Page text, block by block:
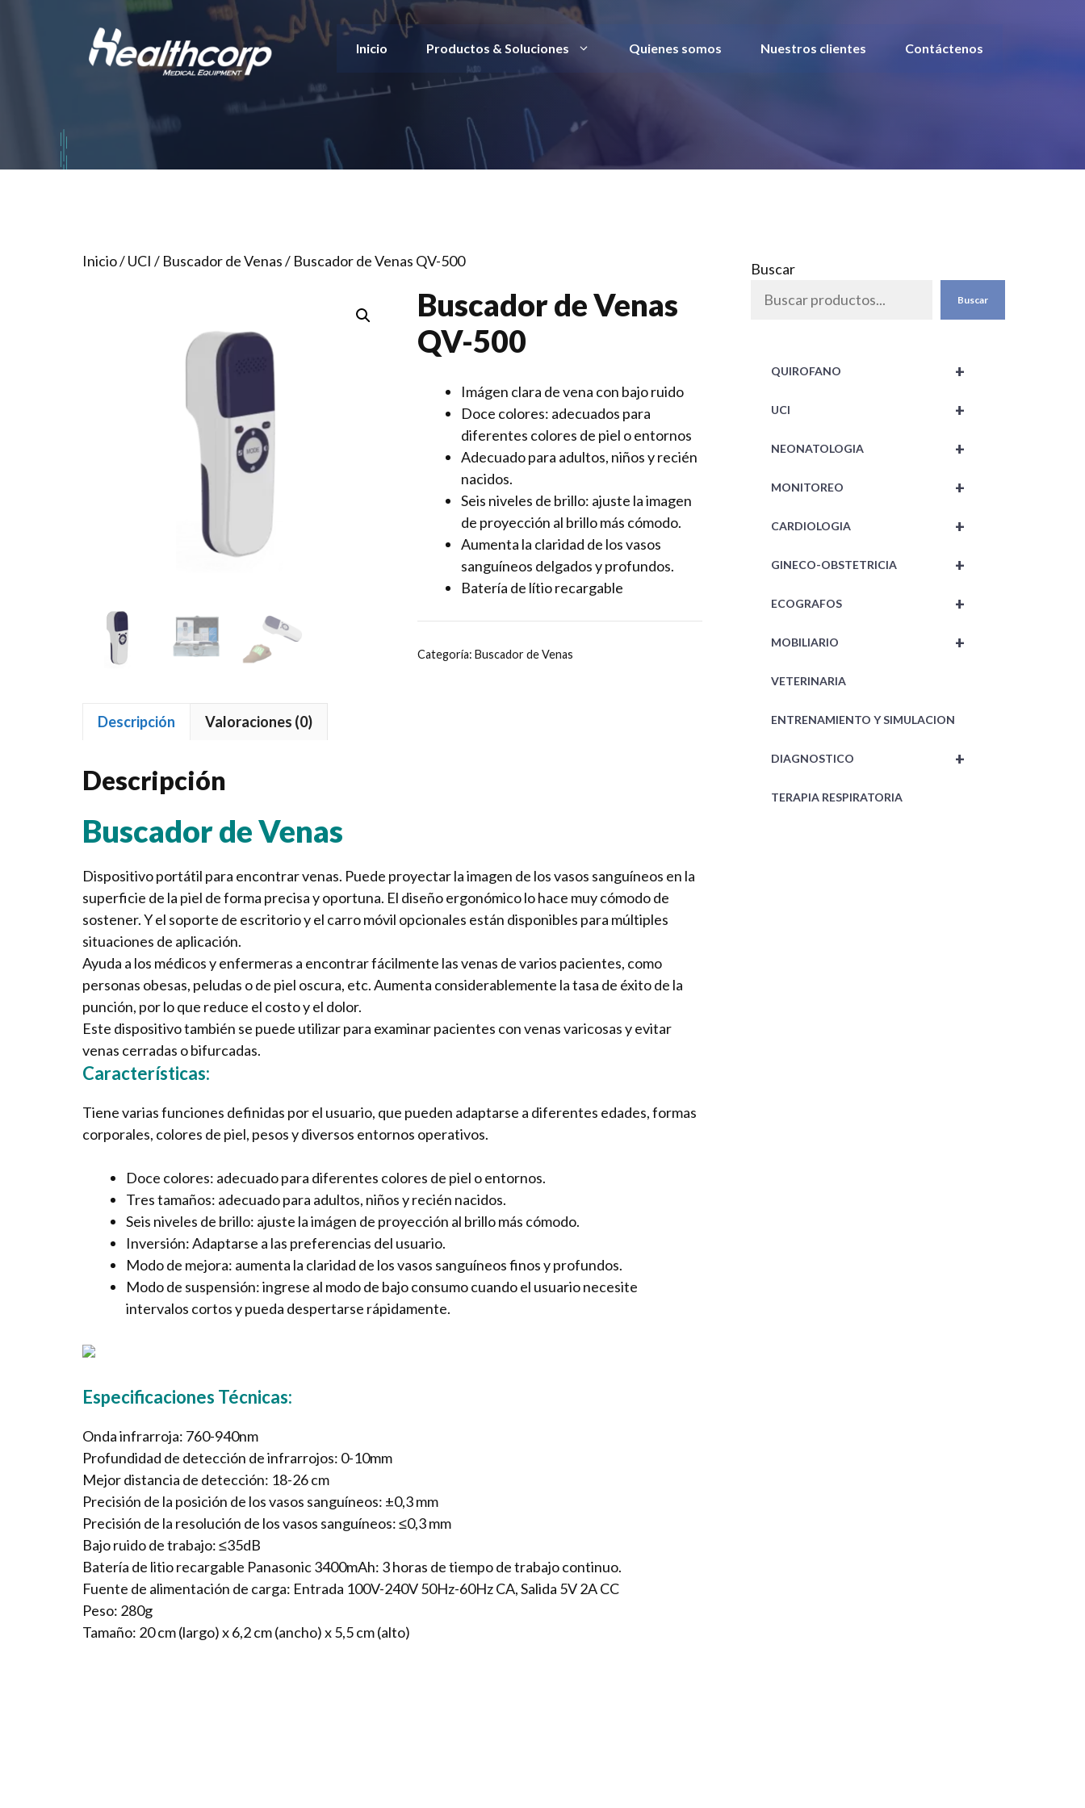
Inicio Productos & Soluciones Quienes somos Nuestros clientes Contáctenos
Inicio/UCI / Buscador de Venas/ Buscador de Venas QV-500
Buscador de Venas
QV-500
Imágen clara de vena con bajo ruido
Doce colores: adecuados para
diferentes colores de piel o entornos
Adecuado para adultos, niños y recién
nacidos.
Seis niveles de brillo: ajuste la imagen
de proyección al brillo más cómodo.
Aumenta la claridad de los vasos
sanguíneos delgados y profundos.
Batería de lítio recargable
Categoría: Buscador de Venas
Descripción Valoraciones (0)
Descripción
Buscador de Venas
Dispositivo portátil para encontrar venas. Puede proyectar la imagen de los vasos sanguíneos en la
superficie de la piel de forma precisa y oportuna. El diseño ergonómico lo hace muy cómodo de
sostener. Y el soporte de escritorio y el carro móvil opcionales están disponibles para múltiples
situaciones de aplicación.
Ayuda a los médicos y enfermeras a encontrar fácilmente las venas de varios pacientes, como
personas obesas, peludas o de piel oscura, etc. Aumenta considerablemente la tasa de éxito de la
punción, por lo que reduce el costo y el dolor.
Este dispositivo también se puede utilizar para examinar pacientes con venas varicosas y evitar
venas cerradas o bifurcadas.
Características:
Tiene varias funciones definidas por el usuario, que pueden adaptarse a diferentes edades, formas
corporales, colores de piel, pesos y diversos entornos operativos.
Doce colores: adecuado para diferentes colores de piel o entornos.
Tres tamaños: adecuado para adultos, niños y recién nacidos.
Seis niveles de brillo: ajuste la imágen de proyección al brillo más cómodo.
Inversión: Adaptarse a las preferencias del usuario.
Modo de mejora: aumenta la claridad de los vasos sanguíneos finos y profundos.
Modo de suspensión: ingrese al modo de bajo consumo cuando el usuario necesite
intervalos cortos y pueda despertarse rápidamente.
Especificaciones Técnicas:
Onda infrarroja: 760-940nm
Profundidad de detección de infrarrojos: 0-10mm
Mejor distancia de detección: 18-26 cm
Precisión de la posición de los vasos sanguíneos: ±0,3 mm
Precisión de la resolución de los vasos sanguíneos: ≤0,3 mm
Bajo ruido de trabajo: ≤35dB
Batería de litio recargable Panasonic 3400mAh: 3 horas de tiempo de trabajo continuo.
Fuente de alimentación de carga: Entrada 100V-240V 50Hz-60Hz CA, Salida 5V 2A CC
Peso: 280g
Tamaño: 20 cm (largo) x 6,2 cm (ancho) x 5,5 cm (alto)
Buscar
Buscar
+
QUIROFANO
+
UCI
+
NEONATOLOGIA
+
MONITOREO
+
CARDIOLOGIA
+
GINECO-OBSTETRICIA
+
ECOGRAFOS
+
MOBILIARIO
VETERINARIA
ENTRENAMIENTO Y SIMULACION
+
DIAGNOSTICO
TERAPIA RESPIRATORIA